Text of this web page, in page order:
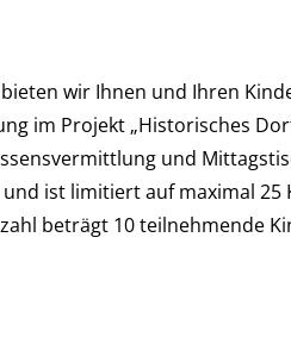
wir Ihnen und Ihren
im Projekt „Historisches
und
und ist limitiert auf maximal
beträgt 10 teilnehmende